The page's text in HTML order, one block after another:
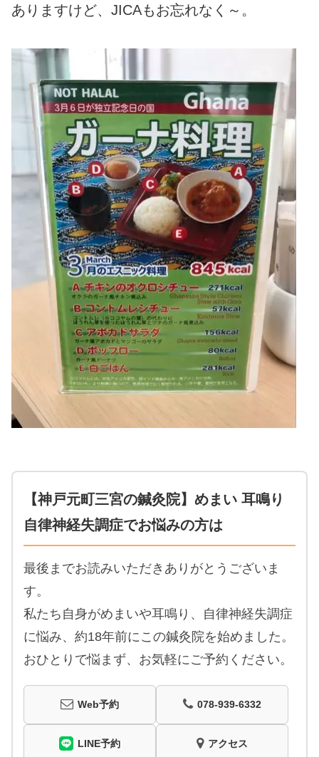
ありますけど、JICAもお忘れなく～。
【神戸元町三宮の鍼灸院】めまい 耳鳴り
自律神経失調症でお悩みの方は
最後までお読みいただきありがとうございま
す。
私たち自身がめまいや耳鳴り、自律神経失調症
に悩み、約18年前にこの鍼灸院を始めました。
おひとりで悩まず、お気軽にご予約ください。
Web予約 078-939-6332
LINE予約 アクセス